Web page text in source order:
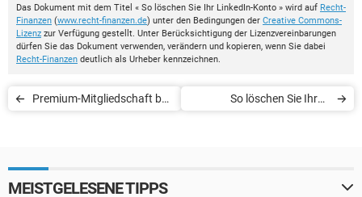
Das Dokument mit dem Titel « So löschen Sie Ihr LinkedIn-Konto » wird auf Recht-
Finanzen (www.recht-finanzen.de) unter den Bedingungen der Creative Commons-
Lizenz zur Verfügung gestellt. Unter Berücksichtigung der Lizenzvereinbarungen
dürfen Sie das Dokument verwenden, verändern und kopieren, wenn Sie dabei
Recht-Finanzen deutlich als Urheber kennzeichnen.
Premium-Mitgliedschaft bei
So löschen Sie Ihren
MEISTGELESENE TIPPS